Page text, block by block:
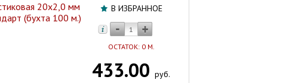
В ИЗБРАННОЕ
ОСТАТОК: 0 М.
433.00 руб.
20х2,0 мм
(бухта 100 м.)